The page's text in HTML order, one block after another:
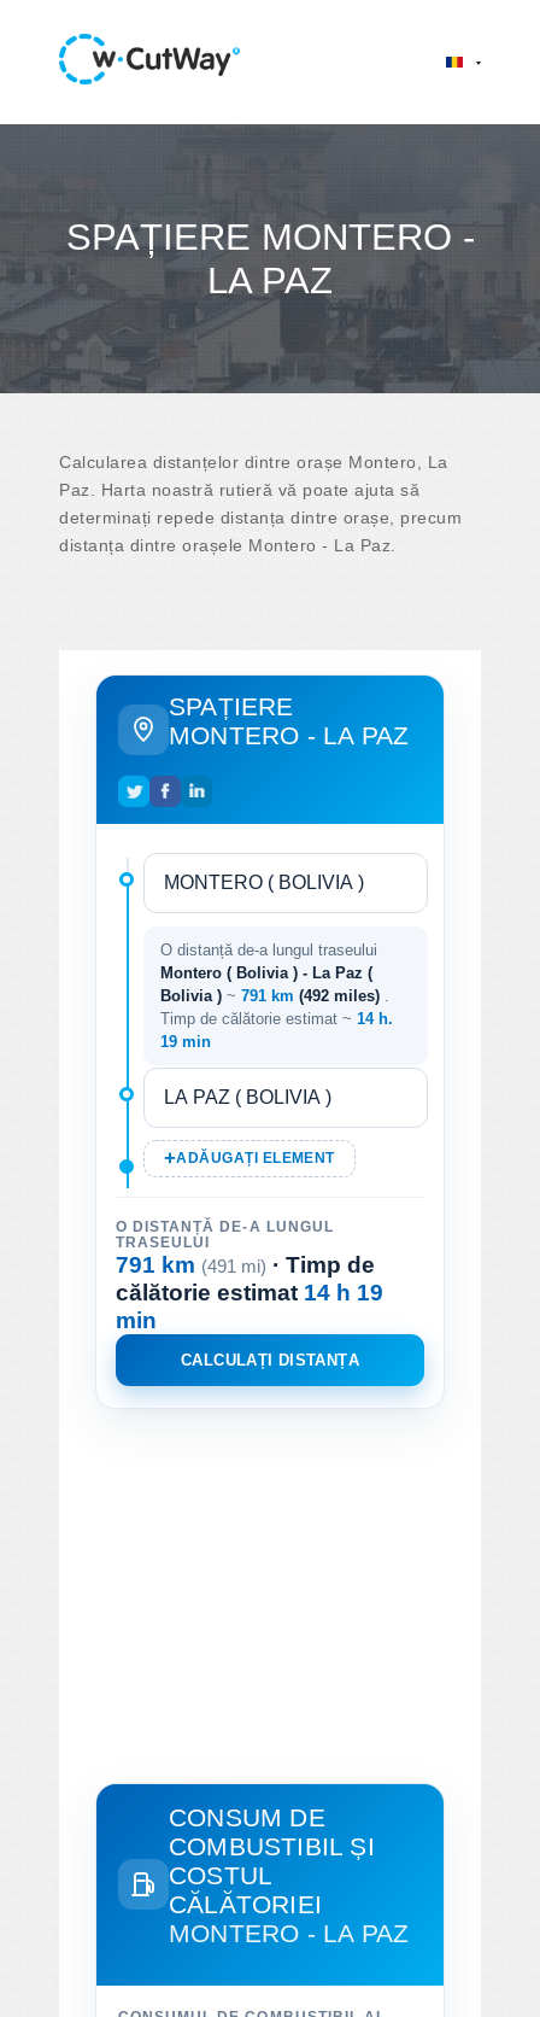
SPAȚIERE MONTERO -
LA PAZ
Calcularea distanțelor dintre orașe Montero, La
Paz. Harta noastră rutieră vă poate ajuta să
determinați repede distanța dintre orașe, precum
distanța dintre orașele Montero - La Paz.
SPAȚIERE
MONTERO - LA PAZ
O distanță de-a lungul traseului
Montero ( Bolivia ) - La Paz (
Bolivia ) ~ 791 km (492 miles)
Timp de călătorie estimat ~ 14 h.
19 min
ADĂUGAȚI ELEMENT
O DISTANȚĂ DE-A LUNGUL
TRASEULUI
791 km (491 mi) · Timp de
călătorie estimat 14 h 19
min
CALCULAȚI DISTANȚA
CONSUM DE
COMBUSTIBIL ȘI
COSTUL
CĂLĂTORIEI
MONTERO - LA PAZ